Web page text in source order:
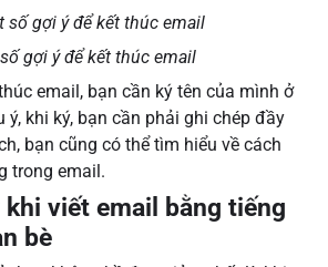
gợi ý để kết thúc email
email, bạn cần ký tên của mình ở
ý, khi ký, bạn cần phải ghi chép đầy
bạn cũng có thể tìm hiểu về cách
trong email.
viết email bằng tiếng
bè